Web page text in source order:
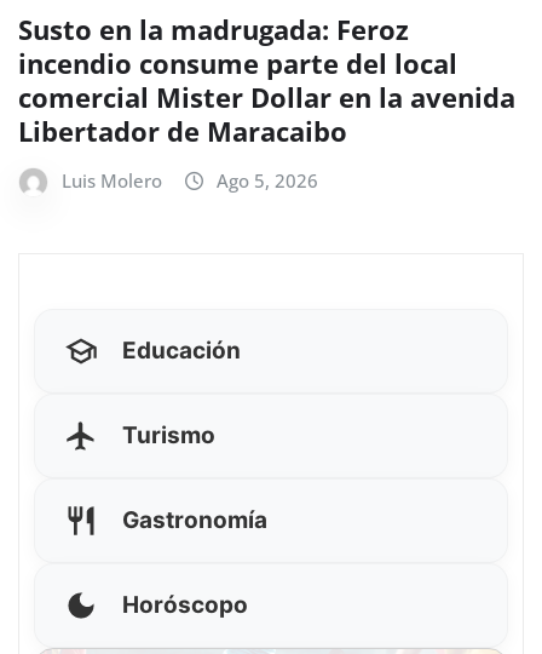
Susto en la madrugada: Feroz
incendio consume parte del local
comercial Mister Dollar en la avenida
Libertador de Maracaibo
Luis Molero Ago 5, 2026
Educación
Turismo
Gastronomía
Horóscopo